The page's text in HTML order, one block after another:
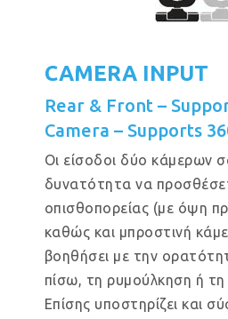
CAMERA INPUT
Rear & Front –
Camera – Supports
Οι είσοδοι δύο κάμερων
δυνατότητα να
οπισθοπορείας (με όψη
καθώς και μπροστινή
βοηθήσει με την
πίσω, τη ρυμούλκηση ή
Επίσης υποστηρίζει και